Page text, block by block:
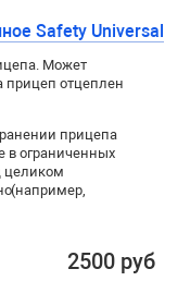
Safety Universal
Может
прицеп отцеплен
прицепа
в ограниченных
целиком
(например,
2500 руб